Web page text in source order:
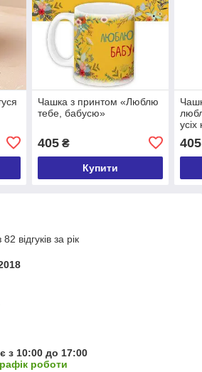
Чашка з принтом «Люблю
тебе, бабусю»
405₴
Купити
усіх
405
відгуків за рік
з 10:00 до 17:00
роботи